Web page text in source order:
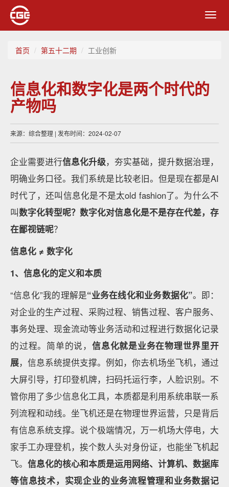
首页 第五十二期 工业创新
信息化和数字化是两个时代的
产物吗
来源：综合整理 | 发布时间：2024-02-07
企业需要进行信息化升级，夯实基础，提升数据治理，
明确业务口径。我们系统是比较老旧。但是现在都是AI
时代了，还叫信息化是不是太old fashion了。为什么不
叫数字化转型呢？数字化对信息化是不是存在代差，存
在鄙视链呢？
信息化 ≠ 数字化
1、 信息化的定义和本质
“信息化”我的理解是“业务在线化和业务数据化”。即：
对企业的生产过程、采购过程、销售过程、客户服务、
事务处理、现金流动等业务活动和过程进行数据化记录
的过程。简单的说， 信息化就是业务在物理世界里开
展，信息系统提供支撑。例如，你去机场坐飞机，通过
大屏引导，打印登机牌，扫码托运行李，人脸识别。不
管你用了多少信息化工具，本质都是利用系统串联一系
列流程和动线。坐飞机还是在物理世界运营，只是背后
有信息系统支撑。说个极端情况，万一机场大停电，大
家手工办理登机，挨个数人头对身份证，也能坐飞机起
飞。 信息化的核心和本质是运用网络、计算机、数据库
等信息技术，实现企业的业务流程管理和业务数据记